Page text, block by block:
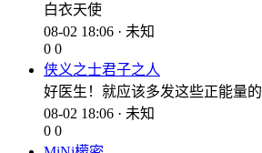
白衣天使
08-02 18:06 · 未知
0 0
侠义之士君子之人
好医生！就应该多发这些正能量的
08-02 18:06 · 未知
0 0